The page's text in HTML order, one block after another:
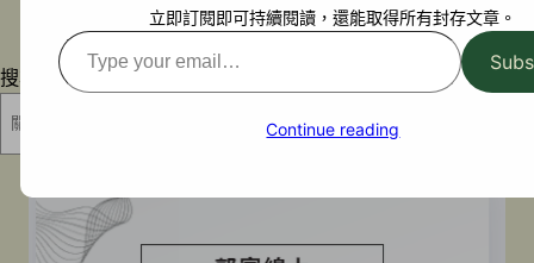
搜尋
搜尋
立即訂閱即可持續閱讀，還能取得所有封存文章。
Type
your
Continue reading